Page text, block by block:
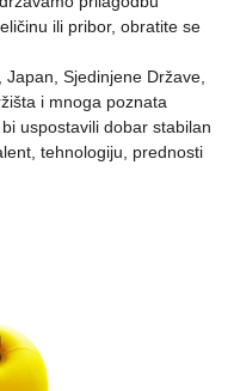
ili pribor, obratite se
Sjedinjene Države,
i mnoga poznata
uspostavili dobar stabilan
tehnologiju, prednosti